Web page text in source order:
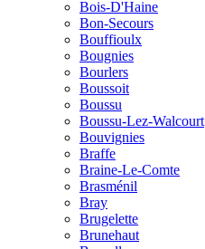
Bois-D'Haine
Bon-Secours
Bouffioulx
Bougnies
Bourlers
Boussoit
Boussu
Boussu-Lez-Walcourt
Bouvignies
Braffe
Braine-Le-Comte
Brasménil
Bray
Brugelette
Brunehaut